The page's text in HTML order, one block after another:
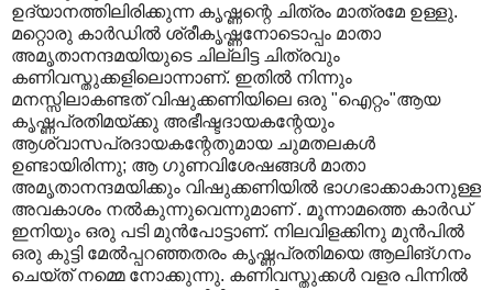
ഉദ്യാനത്തിലിരിക്കുന്ന കൃഷ്ണന്റെ ചിത്രം മാത്രമേ ഉള്ളു.
മറ്റൊരു കാര്‍ഡില്‍ ശ്രീകൃഷ്ണനോടൊപ്പം മാതാ
അമൃതാനന്ദമയിയുടെ ചില്ലിട്ട ചിത്രവും
കണിവസ്തുക്കളിലൊന്നാണ്‌. ഇതില്‍ നിന്നും
മനസ്സിലാകണ്ടത്‌ വിഷുക്കണിയിലെ ഒരു "ഐറ്റം"ആയ
കൃഷ്ണപ്രതിമയ്ക്കു അഭീഷ്ടദായകന്റേയും
ആശ്വാസപ്രദായകന്റേതുമായ ചുമതലകള്‍
ഉണ്ടായിരിന്നു; ആ ഗുണവിശേഷങ്ങള്‍ മാതാ
അമൃതാനന്ദമയിക്കും വിഷുക്കണിയില്‍ ഭാഗഭാക്കാകാനുള്ള
അവകാശം നല്‍കുന്നുവെന്നുമാണ്‌ . മൂന്നാമത്തെ കാര്‍ഡ്‌
ഇനിയും ഒരു പടി മുന്‍പോട്ടാണ്‌. നിലവിളക്കിനു മുന്‍പില്‍
ഒരു കുട്ടി മേല്‍പ്പറഞ്ഞതരം കൃഷ്ണപ്രതിമയെ ആലിങ്ഗനം
ചെയ്ത്‌ നമ്മെ നോക്കുന്നു. കണിവസ്തുക്കള്‍ വളര പിന്നില്‍